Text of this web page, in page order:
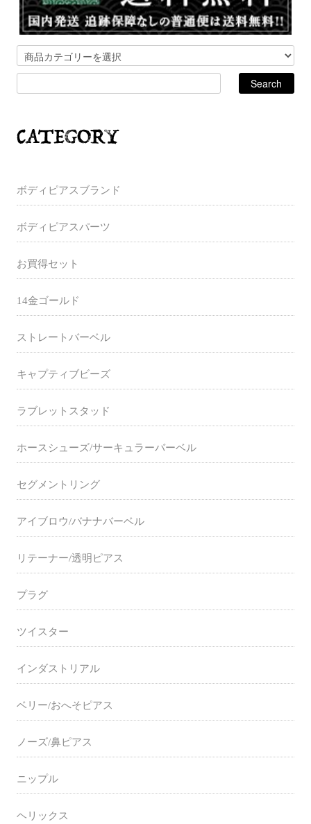
ボディピアスブランド
ボディピアスパーツ
お買得セット
14金ゴールド
ストレートバーベル
キャプティブビーズ
ラブレットスタッド
ホースシューズ/サーキュラーバーベル
セグメントリング
アイブロウ/バナナバーベル
リテーナー/透明ピアス
プラグ
ツイスター
インダストリアル
ベリー/おへそピアス
ノーズ/鼻ピアス
ニップル
ヘリックス